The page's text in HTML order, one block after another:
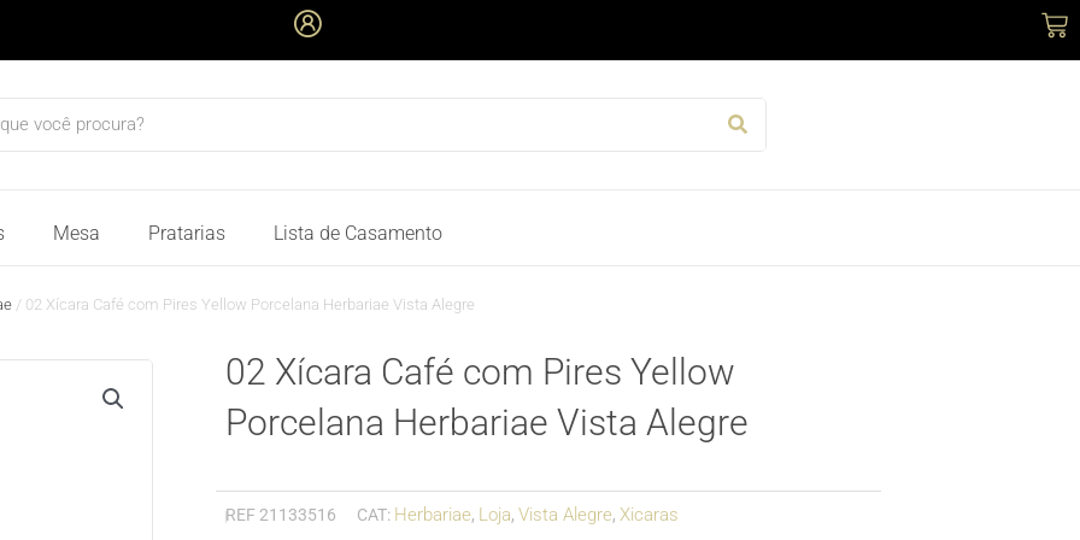
Mesa Pratarias Lista de Casamento
/ 02 Xícara Café com Pires Yellow Porcelana Herbariae Vista Alegre
02 Xícara Café com Pires Yellow
Porcelana Herbariae Vista Alegre
REF 21133516 CAT: Herbariae, Loja, Vista Alegre, Xicaras